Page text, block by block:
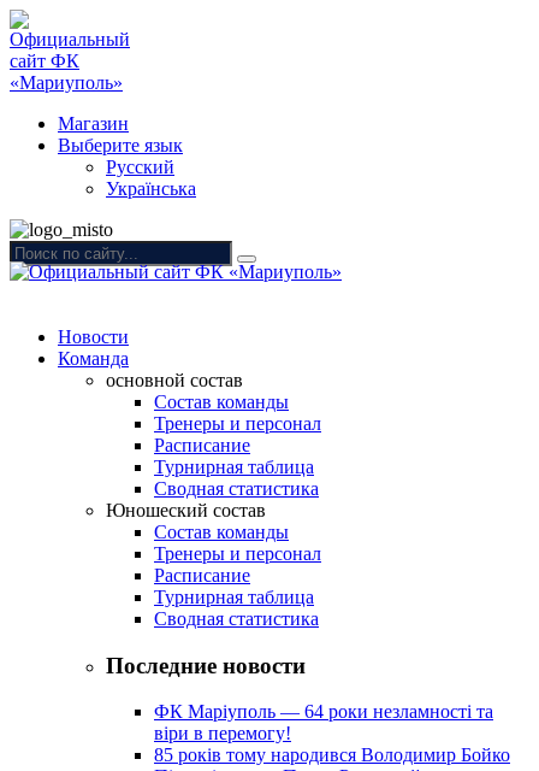
Магазин
Выберите язык
Русский
Українська
Новости
Команда
основной состав
Состав команды
Тренеры и персонал
Расписание
Турнирная таблица
Сводная статистика
Юношеский состав
Состав команды
Тренеры и персонал
Расписание
Турнирная таблица
Сводная статистика
Последние новости
ФК Маріуполь — 64 роки незламності та
віри в перемогу!
85 років тому народився Володимир Бойко